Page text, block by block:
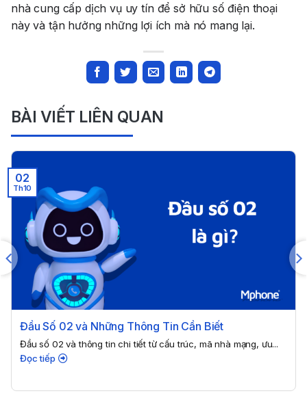
nhà cung cấp dịch vụ uy tín để sở hữu số điện thoại
này và tận hưởng những lợi ích mà nó mang lại.
BÀI VIẾT LIÊN QUAN
Đầu Số 02 và Những Thông Tin Cần Biết
Đầu số 02 và thông tin chi tiết từ cấu trúc, mã nhà mạng, ưu...
Đọc tiếp
02
Th10